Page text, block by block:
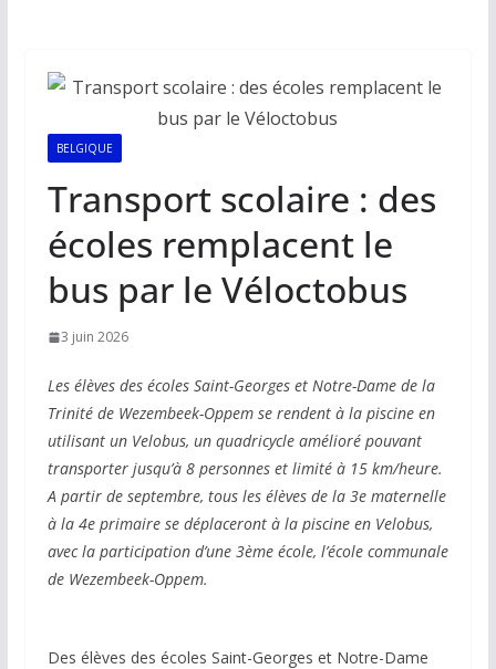
BELGIQUE
Transport scolaire : des
écoles remplacent le
bus par le Véloctobus
3 juin 2026
Les élèves des écoles Saint-Georges et Notre-Dame de la
Trinité de Wezembeek-Oppem se rendent à la piscine en
utilisant un Velobus, un quadricycle amélioré pouvant
transporter jusqu’à 8 personnes et limité à 15 km/heure.
A partir de septembre, tous les élèves de la 3e maternelle
à la 4e primaire se déplaceront à la piscine en Velobus,
avec la participation d’une 3ème école, l’école communale
de Wezembeek-Oppem.
Des élèves des écoles Saint-Georges et Notre-Dame